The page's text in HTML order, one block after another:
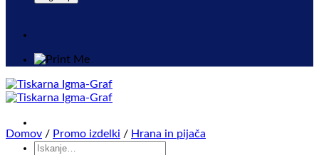
Išči:
Domov / Promo izdelki / Hrana in pijača